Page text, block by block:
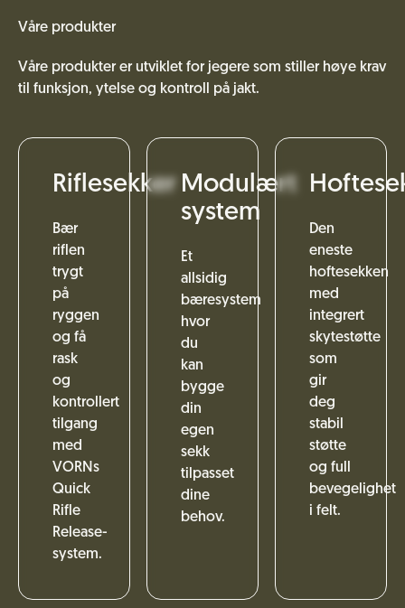
Våre produkter
Våre produkter er utviklet for jegere som stiller høye krav
til funksjon, ytelse og kontroll på jakt.
Riflesekker
Bær
riflen
trygt
på
ryggen
og få
rask
og
kontrollert
tilgang
med
VORNs
Quick
Rifle
Release-
system.
Modulært
system
Et
allsidig
bæresystem
hvor
du
kan
bygge
din
egen
sekk
tilpasset
dine
behov.
Den
eneste
hoftesekken
med
integrert
skytestøtte
som
gir
deg
stabil
støtte
og full
bevegelighet
i felt.